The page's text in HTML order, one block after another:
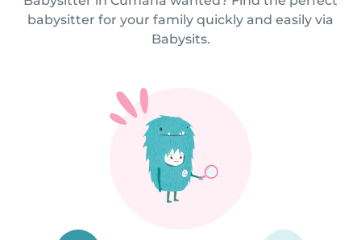
babysitter for your family quickly and easily via
Babysits.